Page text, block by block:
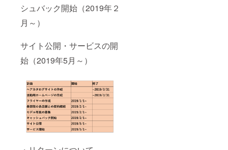
シュバック開始（2019年２
月～）
サイト公開・サービスの開
始（2019年5月～）